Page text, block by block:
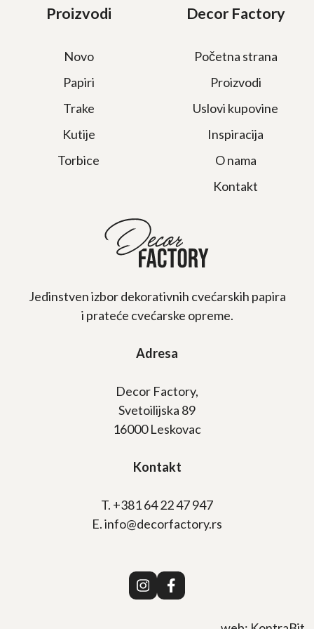
Proizvodi
Novo
Papiri
Trake
Kutije
Torbice
Decor Factory
Početna strana
Proizvodi
Uslovi kupovine
Inspiracija
O nama
Kontakt
Jedinstven izbor dekorativnih cvećarskih papira
i prateće cvećarske opreme.
Adresa
Decor Factory,
Svetoilijska 89
16000 Leskovac
Kontakt
T. +381 64 22 47 947
E. info@decorfactory.rs